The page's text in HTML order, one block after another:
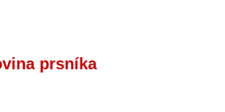
prsníka